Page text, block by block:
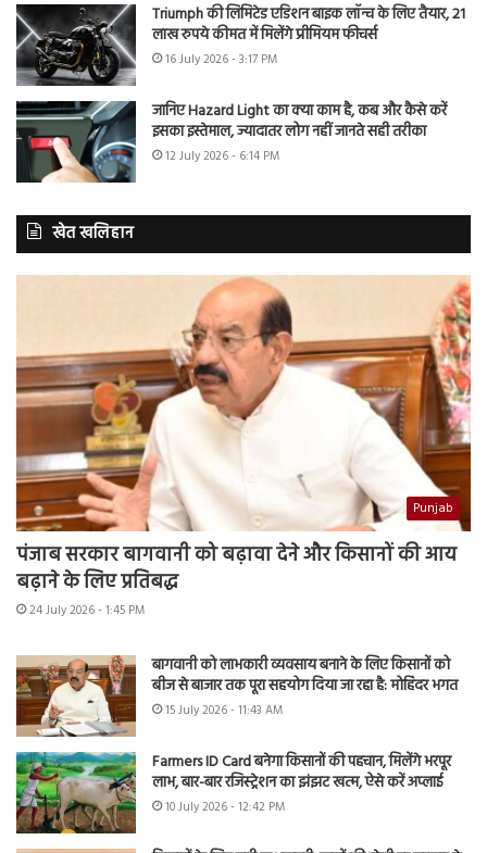
Triumph की लिमिटेड एडिशन बाइक लॉन्च के लिए तैयार, 21
लाख रुपये कीमत में मिलेंगे प्रीमियम फीचर्स
16 July 2026 - 3:17 PM
जानिए Hazard Light का क्या काम है, कब और कैसे करें
इसका इस्तेमाल, ज्यादातर लोग नहीं जानते सही तरीका
12 July 2026 - 6:14 PM
खेत खलिहान
Punjab
पंजाब सरकार बागवानी को बढ़ावा देने और किसानों की आय
बढ़ाने के लिए प्रतिबद्ध
24 July 2026 - 1:45 PM
बागवानी को लाभकारी व्यवसाय बनाने के लिए किसानों को
बीज से बाजार तक पूरा सहयोग दिया जा रहा है: मोहिंदर भगत
15 July 2026 - 11:43 AM
Farmers ID Card बनेगा किसानों की पहचान, मिलेंगे भरपूर
लाभ, बार-बार रजिस्ट्रेशन का झंझट खत्म, ऐसे करें अप्लाई
10 July 2026 - 12:42 PM